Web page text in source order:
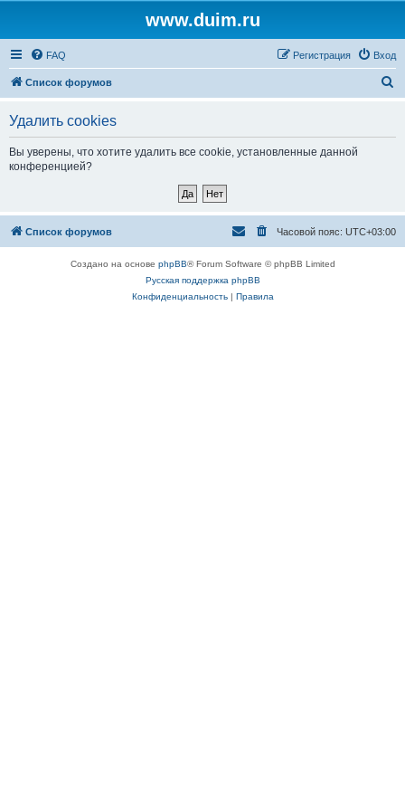
www.duim.ru
FAQ Вход
Регистрация
Список форумов
Удалить cookies
Вы уверены, что хотите удалить все cookie, установленные данной
конференцией?
Список форумов Часовой пояс: UTC+03:00
Создано на основе phpBB® Forum Software © phpBB Limited
Русская поддержка phpBB
Конфиденциальность| Правила